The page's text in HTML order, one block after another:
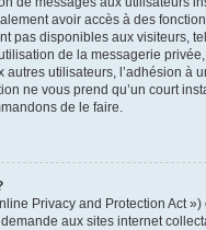
avoir accès à des
pas disponibles aux visiteurs,
de la messagerie privée,
utilisateurs, l’adhésion à
ne vous prend qu’un court
de le faire.
Privacy and Protection Act
aux sites internet